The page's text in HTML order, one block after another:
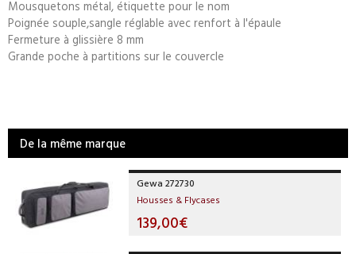
Mousquetons métal, étiquette pour le nom
Poignée souple,sangle réglable avec renfort à l'épaule
Fermeture à glissière 8 mm
Grande poche à partitions sur le couvercle
De la même marque
Gewa 272730
Housses & Flycases
139,00€